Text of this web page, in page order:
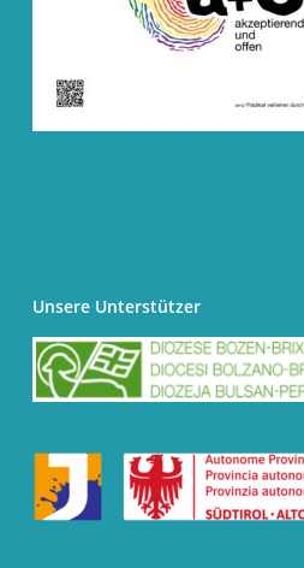
Unsere Unterstützer